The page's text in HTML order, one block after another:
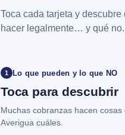
Toca cada tarjeta y descubre
hacer legalmente… y qué
1 Lo que pueden y lo que NO
Toca para descubrir
Muchas cobranzas hacen cosas
Averigua cuáles.